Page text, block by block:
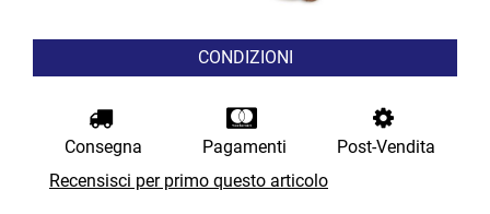
CONDIZIONI
Consegna Pagamenti
Post-Vendita
Recensisci per primo questo articolo